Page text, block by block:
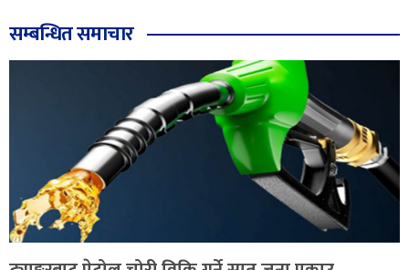
सम्बन्धित समाचार